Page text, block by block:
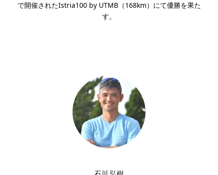
で開催されたIstria100 by UTMB（168km）にて優勝を果た
す。